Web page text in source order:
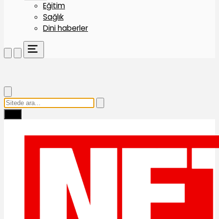
Eğitim
Sağlık
Dini haberler